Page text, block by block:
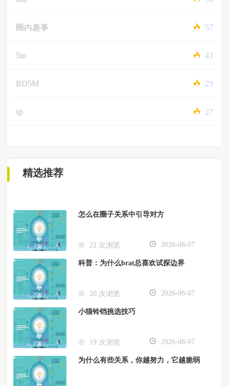
圈内趣事 57
5m 43
BD5M 29
sp 27
精选推荐
怎么在圈子关系中引导对方
22 次浏览 2026-08-07
科普：为什么brat总喜欢试探边界
20 次浏览 2026-08-07
小猫铃铛挑选技巧
19 次浏览 2026-08-07
为什么有些关系，你越努力，它越脆弱